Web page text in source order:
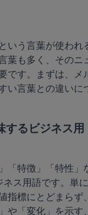
いう言葉が使われ
葉も多く、そのニ
です。まずは、メ
い言葉との違いに
するビジネス用
「特徴」「特性」
ネス用語です。単に
指標にとどまらず
や「変化」を示す